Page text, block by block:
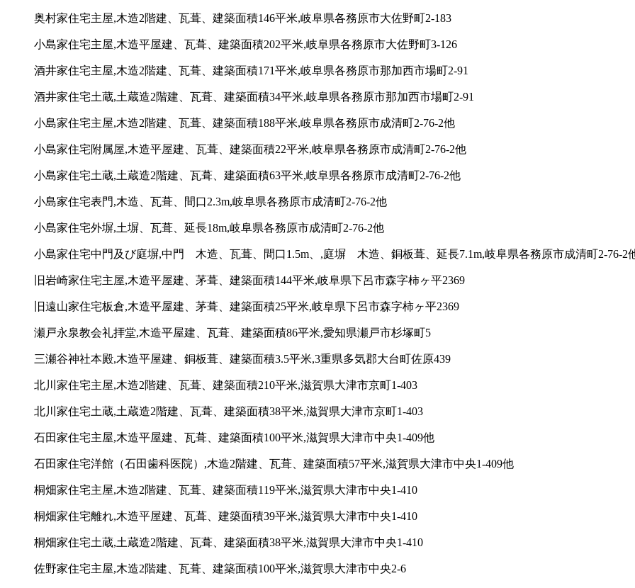
奥村家住宅主屋,木造2階建、瓦葺、建築面積146平米,岐阜県各務原市大佐野町2-183
小島家住宅主屋,木造平屋建、瓦葺、建築面積202平米,岐阜県各務原市大佐野町3-126
酒井家住宅主屋,木造2階建、瓦葺、建築面積171平米,岐阜県各務原市那加西市場町2-91
酒井家住宅土蔵,土蔵造2階建、瓦葺、建築面積34平米,岐阜県各務原市那加西市場町2-91
小島家住宅主屋,木造2階建、瓦葺、建築面積188平米,岐阜県各務原市成清町2-76-2他
小島家住宅附属屋,木造平屋建、瓦葺、建築面積22平米,岐阜県各務原市成清町2-76-2他
小島家住宅土蔵,土蔵造2階建、瓦葺、建築面積63平米,岐阜県各務原市成清町2-76-2他
小島家住宅表門,木造、瓦葺、間口2.3m,岐阜県各務原市成清町2-76-2他
小島家住宅外塀,土塀、瓦葺、延長18m,岐阜県各務原市成清町2-76-2他
小島家住宅中門及び庭塀,中門 木造、瓦葺、間口1.5m、,庭塀 木造、銅板葺、延長7.1m,岐阜県各務原市成清町2-76-2
旧岩崎家住宅主屋,木造平屋建、茅葺、建築面積144平米,岐阜県下呂市森字柿ヶ平2369
旧遠山家住宅板倉,木造平屋建、茅葺、建築面積25平米,岐阜県下呂市森字柿ヶ平2369
瀬戸永泉教会礼拝堂,木造平屋建、瓦葺、建築面積86平米,愛知県瀬戸市杉塚町5
三瀬谷神社本殿,木造平屋建、銅板葺、建築面積3.5平米,3重県多気郡大台町佐原439
北川家住宅主屋,木造2階建、瓦葺、建築面積210平米,滋賀県大津市京町1-403
北川家住宅土蔵,土蔵造2階建、瓦葺、建築面積38平米,滋賀県大津市京町1-403
石田家住宅主屋,木造平屋建、瓦葺、建築面積100平米,滋賀県大津市中央1-409他
石田家住宅洋館（石田歯科医院）,木造2階建、瓦葺、建築面積57平米,滋賀県大津市中央1-409他
桐畑家住宅主屋,木造2階建、瓦葺、建築面積119平米,滋賀県大津市中央1-410
桐畑家住宅離れ,木造平屋建、瓦葺、建築面積39平米,滋賀県大津市中央1-410
桐畑家住宅土蔵,土蔵造2階建、瓦葺、建築面積38平米,滋賀県大津市中央1-410
佐野家住宅主屋,木造2階建、瓦葺、建築面積100平米,滋賀県大津市中央2-6